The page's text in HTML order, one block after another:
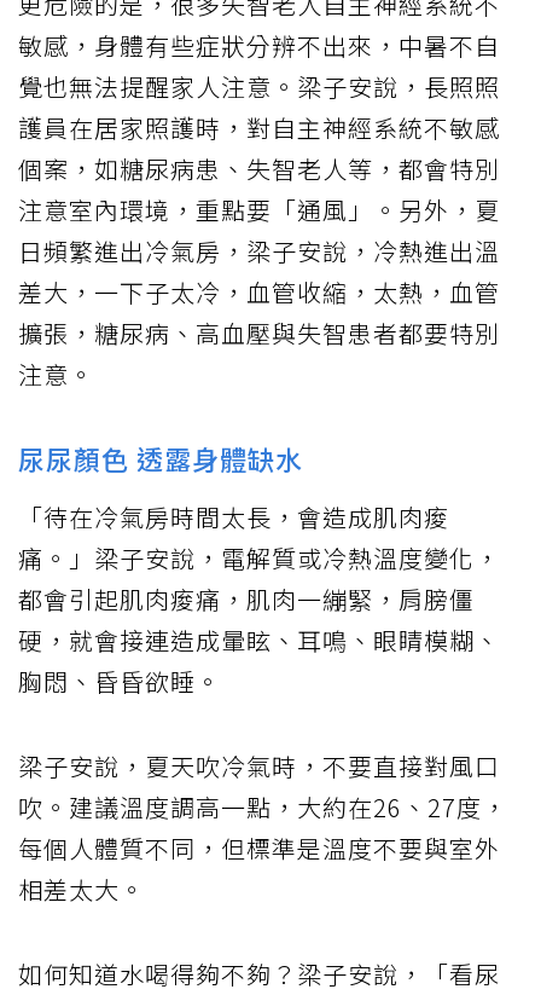
敏感，身體有些症狀分辨不出來，中暑不自
覺也無法提醒家人注意。梁子安說，長照照
護員在居家照護時，對自主神經系統不敏感
個案，如糖尿病患、失智老人等，都會特別
注意室內環境，重點要「通風」。另外，夏
日頻繁進出冷氣房，梁子安說，冷熱進出溫
差大，一下子太冷，血管收縮，太熱，血管
擴張，糖尿病、高血壓與失智患者都要特別
注意。
尿尿顏色 透露身體缺水
「待在冷氣房時間太長，會造成肌肉痠
痛。」梁子安說，電解質或冷熱溫度變化，
都會引起肌肉痠痛，肌肉一繃緊，肩膀僵
硬，就會接連造成暈眩、耳鳴、眼睛模糊、
胸悶、昏昏欲睡。
梁子安說，夏天吹冷氣時，不要直接對風口
吹。建議溫度調高一點，大約在26、27度，
每個人體質不同，但標準是溫度不要與室外
相差太大。
如何知道水喝得夠不夠？梁子安說，「看尿